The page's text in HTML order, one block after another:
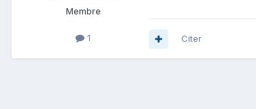
Membre
1 Citer